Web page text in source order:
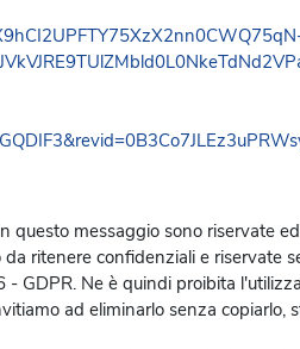
questo messaggio sono riservate
ritenere confidenziali e
GDPR. Ne è quindi proibita
ad eliminarlo senza